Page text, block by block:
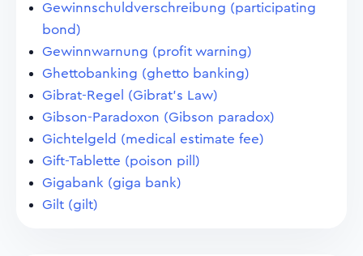
Gewinnschuldverschreibung (participating
bond)
Gewinnwarnung (profit warning)
Ghettobanking (ghetto banking)
Gibrat-Regel (Gibrat's Law)
Gibson-Paradoxon (Gibson paradox)
Gichtelgeld (medical estimate fee)
Gift-Tablette (poison pill)
Gigabank (giga bank)
Gilt (gilt)